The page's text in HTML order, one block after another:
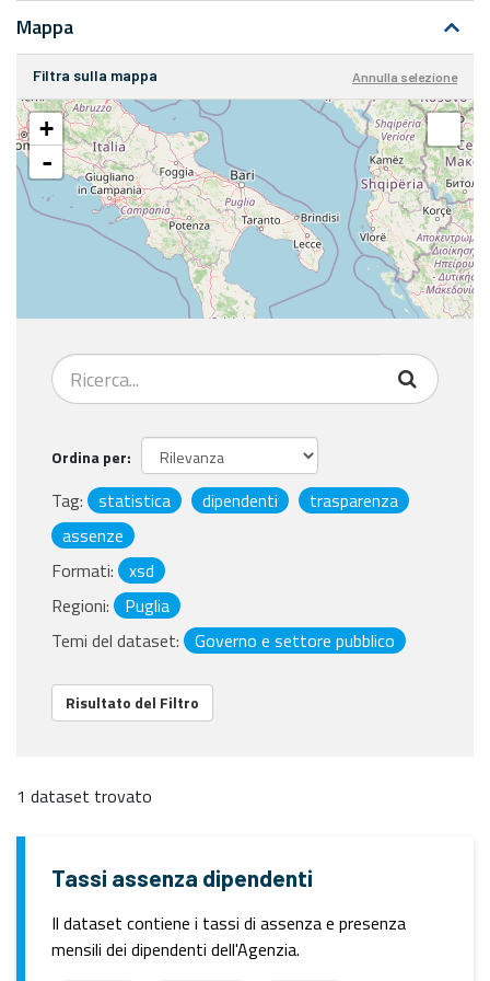
Mappa
Filtra sulla mappa Annulla selezione
+
-
Ordina per
Tag: statistica dipendenti
trasparenza
assenze
Formati:
xsd
Regioni:
Puglia
Temi del dataset:
Governo e settore pubblico
Risultato del Filtro
1 dataset trovato
Tassi assenza dipendenti
Il dataset contiene i tassi di assenza e presenza
mensili dei dipendenti dell'Agenzia.